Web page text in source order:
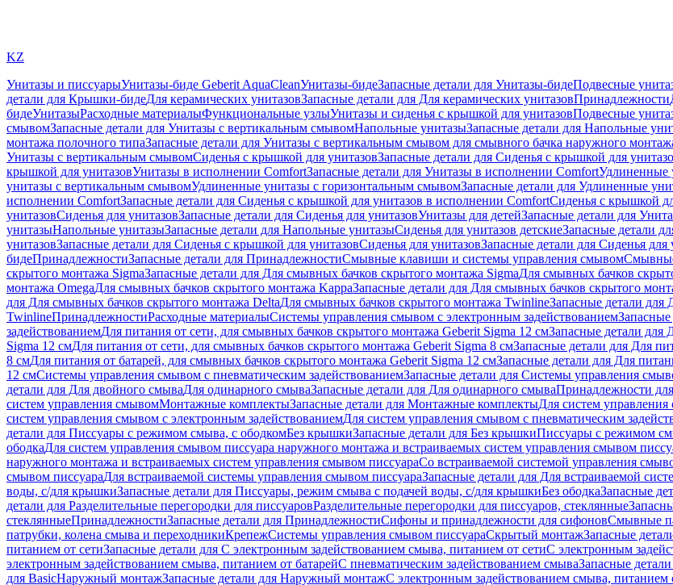
KZ
Унитазы и писсуарыУнитазы-биде Geberit AquaCleanУнитазы-бидеЗапасные детали для Унитазы-бидеПодвесные
детали для Крышки-бидеДля керамических унитазовЗапасные детали для Для керамических унитазовПринадлежности
бидеУнитазыРасходные материалыФункциональные узлыУнитазы и сиденья с крышкой для унитазовПодвесные
смывомЗапасные детали для Унитазы с вертикальным смывомНапольные унитазыЗапасные детали для Напольные
монтажа полочного типаЗапасные детали для Унитазы с вертикальным смывом для смывного бачка наружного
Унитазы с вертикальным смывомСиденья с крышкой для унитазовЗапасные детали для Сиденья с крышкой для
крышкой для унитазовУнитазы в исполнении ComfortЗапасные детали для Унитазы в исполнении ComfortУдлиненные
унитазы с вертикальным смывомУдлиненные унитазы с горизонтальным смывомЗапасные детали для Удлиненные
исполнении ComfortЗапасные детали для Сиденья с крышкой для унитазов в исполнении ComfortСиденья с крышкой
унитазовСиденья для унитазовЗапасные детали для Сиденья для унитазовУнитазы для детейЗапасные детали для
унитазыНапольные унитазыЗапасные детали для Напольные унитазыСиденья для унитазов детскиеЗапасные детали
унитазовЗапасные детали для Сиденья с крышкой для унитазовСиденья для унитазовЗапасные детали для Сиденья для
бидеПринадлежностиЗапасные детали для ПринадлежностиСмывные клавиши и системы управления смывом
скрытого монтажа SigmaЗапасные детали для Для смывных бачков скрытого монтажа SigmaДля смывных бачков
монтажа OmegaДля смывных бачков скрытого монтажа KappaЗапасные детали для Для смывных бачков скрытого
для Для смывных бачков скрытого монтажа DeltaДля смывных бачков скрытого монтажа TwinlineЗапасные детали для
TwinlineПринадлежностиРасходные материалыСистемы управления смывом с электронным задействованием
задействованиемДля питания от сети, для смывных бачков скрытого монтажа Geberit Sigma 12 смЗапасные детали для
Sigma 12 смДля питания от сети, для смывных бачков скрытого монтажа Geberit Sigma 8 смЗапасные детали для Для
8 смДля питания от батарей, для смывных бачков скрытого монтажа Geberit Sigma 12 смЗапасные детали для Для
12 смСистемы управления смывом с пневматическим задействованиемЗапасные детали для Системы управления
детали для Для двойного смываДля одинарного смываЗапасные детали для Для одинарного смываПринадлежности
систем управления смывомМонтажные комплектыЗапасные детали для Монтажные комплектыДля систем
систем управления смывом с электронным задействованиемДля систем управления смывом с пневматическим
детали для Писсуары с режимом смыва, с ободкомБез крышкиЗапасные детали для Без крышкиПиссуары с режимом
ободкаДля систем управления смывом писсуара наружного монтажа и встраиваемых систем управления смывом
наружного монтажа и встраиваемых систем управления смывом писсуараСо встраиваемой системой управления
смывом писсуараДля встраиваемой системы управления смывом писсуараЗапасные детали для Для встраиваемой
воды, с/для крышкиЗапасные детали для Писсуары, режим смыва с подачей воды, с/для крышкиБез ободкаЗапасные
детали для Разделительные перегородки для писсуаровРазделительные перегородки для писсуаров, стеклянные
стеклянныеПринадлежностиЗапасные детали для ПринадлежностиСифоны и принадлежности для сифоновСмывные
патрубки, колена смыва и переходникиКрепежСистемы управления смывом писсуараСкрытый монтажЗапасные
питанием от сетиЗапасные детали для С электронным задействованием смыва, питанием от сетиС электронным
электронным задействованием смыва, питанием от батарейС пневматическим задействованием смываЗапасные
для BasicНаружный монтажЗапасные детали для Наружный монтажС электронным задействованием смыва, питанием